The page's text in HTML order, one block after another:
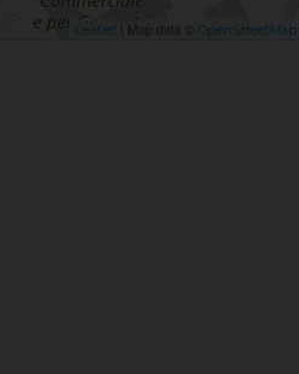
Leaflet | Map data © OpenStreetMap